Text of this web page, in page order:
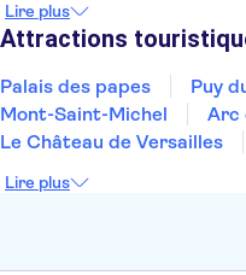
Dubai
Minorque
Lire plus
Attractions
Palais des papes
Puy
Mont-Saint-Michel
Arc
Le Château de Versailles
La Chapelle Sixtine
Lire plus